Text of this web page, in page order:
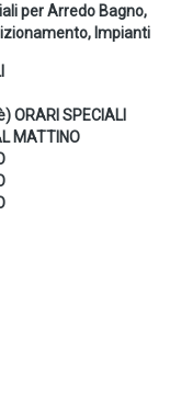
per Arredo Bagno,
Impianti
ORARI SPECIALI
MATTINO